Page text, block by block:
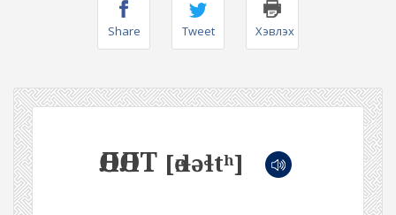
Share Tweet Хэвлэх
ӨӨЛӨЛТ [өːɬəɬtʰ]